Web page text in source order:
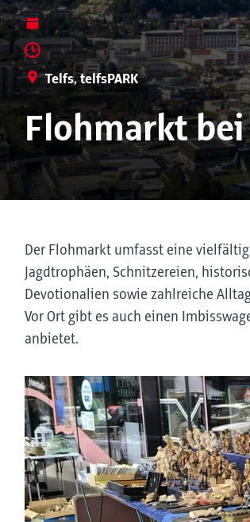
Telfs, telfsPARK
Flohmarkt bei
Der Flohmarkt umfasst eine
Jagdtrophäen, Schnitzereien,
Devotionalien sowie zahlreiche
Vor Ort gibt es auch einen
anbietet.